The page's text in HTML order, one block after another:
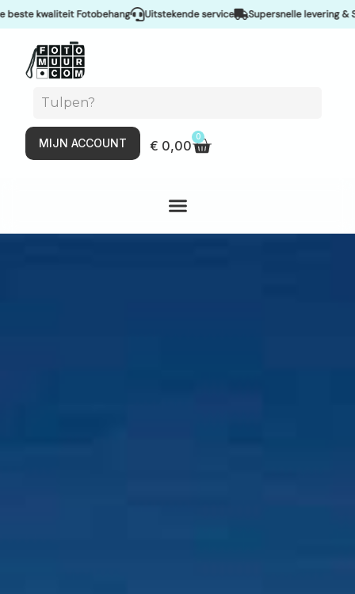
Fotobehang Uitstekende service Supersnelle levering & Spoedservice
MIJN ACCOUNT € 0,00
0